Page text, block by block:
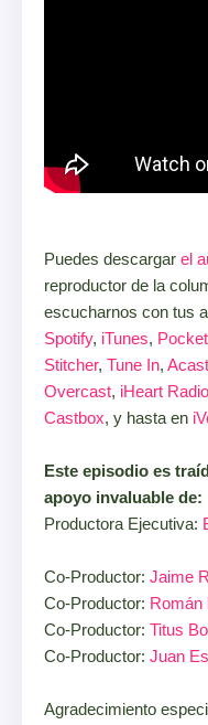
Puedes descargar el
reproductor de la
escucharnos con tus
Spotify, iTunes,
Stitcher, Tune In, Acast
Overcast, iHeart Radio
Castbox, y hasta en
Este episodio es
apoyo invaluable de:
Productora Ejecutiva:
Co-Productor: Jaime
Co-Productor: Román
Co-Productor: Titus
Co-Productor: Juan
Agradecimiento